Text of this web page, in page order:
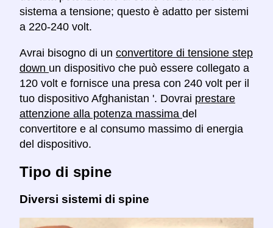
sistema a tensione; questo è adatto per sistemi
a 220-240 volt.
Avrai bisogno di un convertitore di tensione step
down un dispositivo che può essere collegato a
120 volt e fornisce una presa con 240 volt per il
tuo dispositivo Afghanistan '. Dovrai prestare
attenzione alla potenza massima del
convertitore e al consumo massimo di energia
del dispositivo.
Tipo di spine
Diversi sistemi di spine